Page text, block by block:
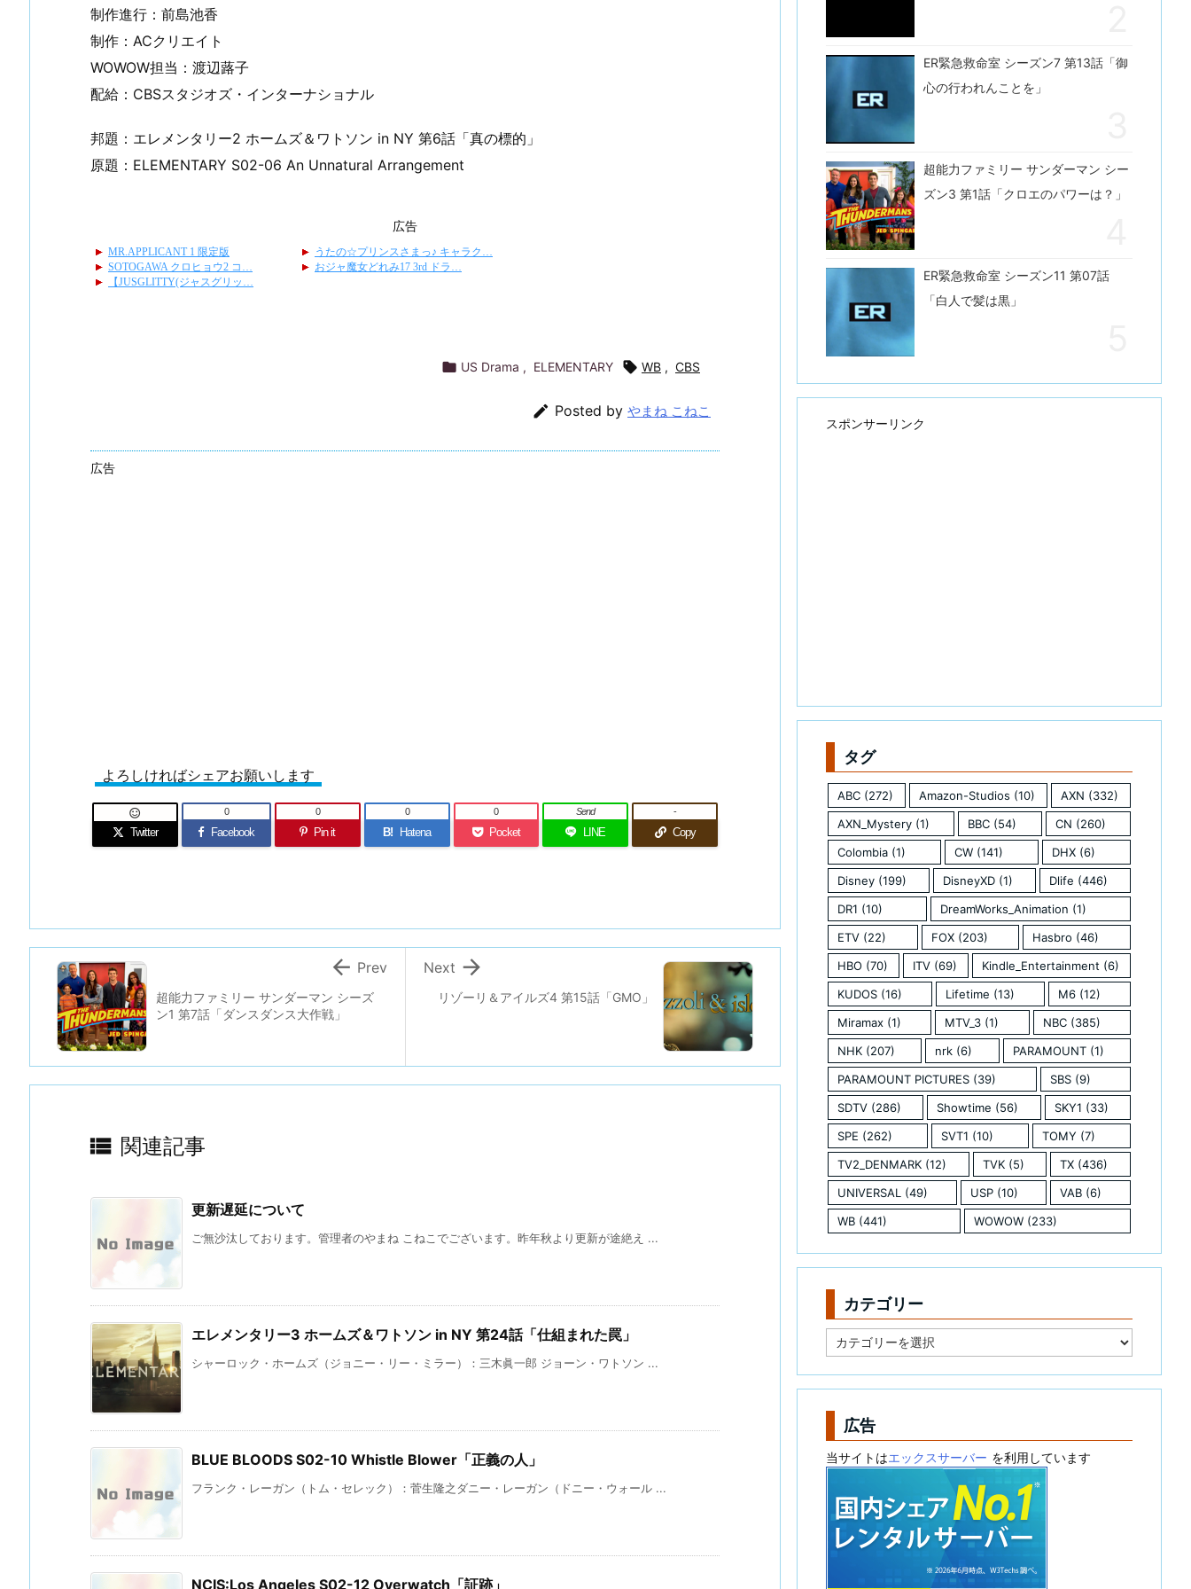
制作進行：前島池香
制作：ACクリエイト
WOWOW担当：渡辺蕗子
配給：CBSスタジオズ・インターナショナル
邦題：エレメンタリー2 ホームズ＆ワトソン in NY 第6話「真の標的」
原題：ELEMENTARY S02-06 An Unnatural Arrangement
広告
 US Drama , ELEMENTARY  WB , CBS
 Posted by やまね こねこ
広告
よろしければシェアお願いします
Twitter

Facebook
0
Pin it
0
B! Hatena
0
Pocket
0
LINE
Send
Copy
-
リゾーリ＆アイルズ4 第15話「GMO」

Next
超能力ファミリー サンダーマン シーズ
ン1 第7話「ダンスダンス大作戦」
 Prev
 関連記事
更新遅延について
ご無沙汰しております。管理者のやまね こねこでございます。昨年秋より更新が途絶え ...
エレメンタリー3 ホームズ＆ワトソン in NY 第24話「仕組まれた罠」
シャーロック・ホームズ（ジョニー・リー・ミラー）：三木眞一郎 ジョーン・ワトソン ...
BLUE BLOODS S02-10 Whistle Blower「正義の人」
フランク・レーガン（トム・セレック）：菅生隆之ダニー・レーガン（ドニー・ウォール ...
NCIS:Los Angeles S02-12 Overwatch「証跡」
ER緊急救命室 シーズン7 第13話「御
心の行われんことを」
超能力ファミリー サンダーマン シー
ズン3 第1話「クロエのパワーは？」
ER緊急救命室 シーズン11 第07話
「白人で髪は黒」
スポンサーリンク
タグ
ABC (272) Amazon-Studios (10) AXN (332)
AXN_Mystery (1) BBC (54) CN (260)
Colombia (1) CW (141) DHX (6)
Disney (199) DisneyXD (1) Dlife (446)
DR1 (10) DreamWorks_Animation (1)
ETV (22) FOX(203) Hasbro (46)
HBO (70) ITV (69) Kindle_Entertainment (6)
KUDOS (16) Lifetime (13) M6 (12)
Miramax (1) MTV_3 (1) NBC(385)
NHK (207) nrk (6) PARAMOUNT(1)
PARAMOUNT PICTURES (39) SBS(9)
SDTV (286) Showtime (56) SKY1 (33)
SPE (262) SVT1 (10) TOMY (7)
TV2_DENMARK (12) TVK(5) TX (436)
UNIVERSAL (49) USP(10) VAB (6)
WB (441) WOWOW (233)
カテゴリー
テ
リ
広告
当サイトはエックスサーバー を利用しています